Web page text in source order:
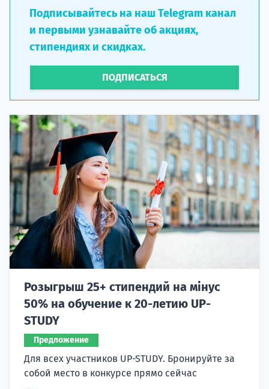
Подписывайтесь на наш Telegram канал
и первыми узнавайте об акциях,
стипендиях и скидках.
ПОДПИСАТЬСЯ
Розыгрыш 25+ стипендий на мінус
50% на обучение к 20-летию UP-
STUDY
Предложение
Для всех участников UP-STUDY. Бронируйте за
собой место в конкурсе прямо сейчас